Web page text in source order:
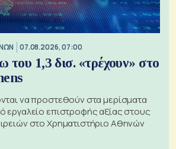
07.08.2026, 07:00
του 1,3 δισ. «τρέχουν» στο
να προστεθούν στα μερίσματα
εργαλείο επιστροφής αξίας στους
στο Χρηματιστήριο Αθηνών